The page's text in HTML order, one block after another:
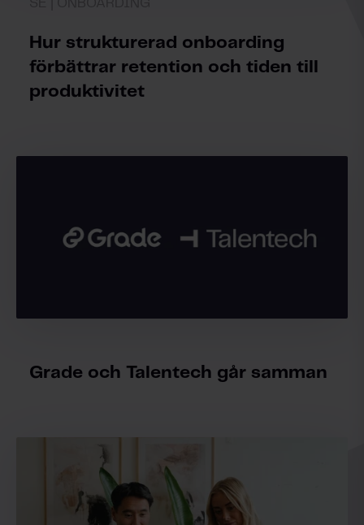
Hur strukturerad onboarding
förbättrar retention och tiden till
produktivitet
Grade och Talentech går samman